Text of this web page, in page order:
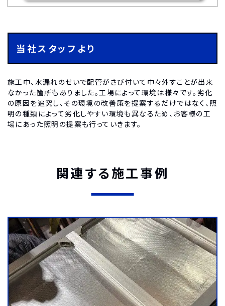
当社スタッフより
施工中、水漏れのせいで配管がさび付いて中々外すことが出来
なかった箇所もありました。工場によって環境は様々です。劣化
の原因を追究し、その環境の改善策を提案するだけではなく、照
明の種類によって劣化しやすい環境も異なるため、お客様の工
場にあった照明の提案も行っていきます。
関連する施工事例